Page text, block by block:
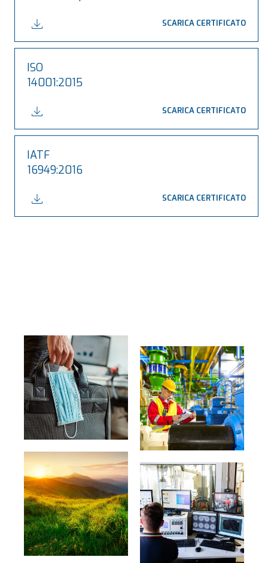
SCARICA CERTIFICATO
ISO
14001:2015
SCARICA CERTIFICATO
IATF
16949:2016
SCARICA CERTIFICATO